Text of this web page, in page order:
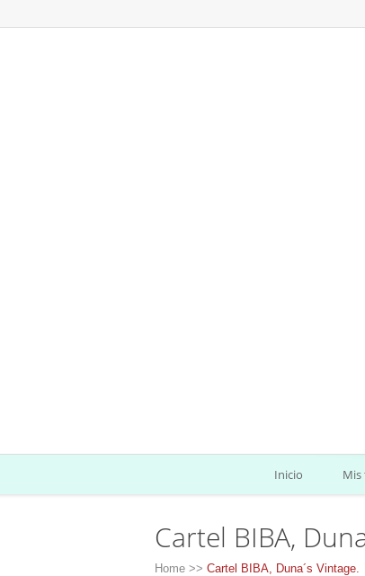
Inicio Mis
Cartel BIBA,
Home >> Cartel BIBA, Duna´s Vintage.